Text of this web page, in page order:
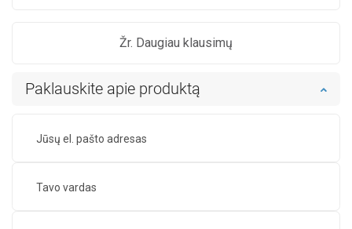
Žr. Daugiau klausimų
Paklauskite apie produktą